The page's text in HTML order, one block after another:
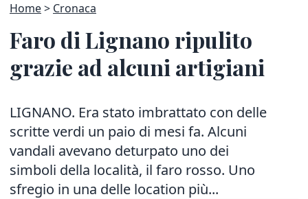
Home Cronaca
Faro di Lignano ripulito
grazie ad alcuni artigiani
LIGNANO. Era stato imbrattato con delle
scritte verdi un paio di mesi fa. Alcuni
vandali avevano deturpato uno dei
simboli della località, il faro rosso. Uno
sfregio in una delle location più...